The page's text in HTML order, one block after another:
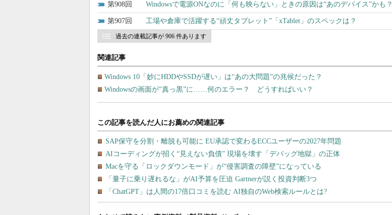
908 Windowsで電源ONなのに「何も映らない」ときの原因は“あのデバイス”かも？
907 工場や倉庫で活躍する“頑丈タブレット”「xTablet」のスペックは？
過去の連載記事が 906 件あります
関連記事
Windows 10「妙にHDDやSSDが遅い」は“あの大問題”の兆候だった？
Windowsの画面が“真っ黒”に……何のエラー？ どうすればいい？